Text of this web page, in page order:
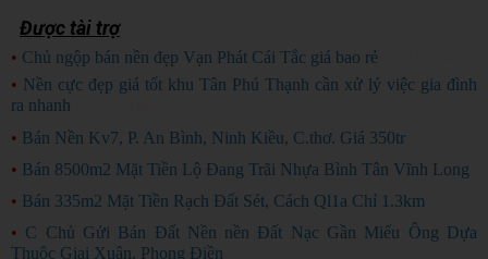
Được tài trợ
• Chủ ngộp bán nền đẹp Vạn Phát Cái Tắc giá bao rẻ
• Nền cực đẹp giá tốt khu Tân Phú Thạnh cần xử lý việc gia đình
ra nhanh
• Bán Nền Kv7, P. An Bình, Ninh Kiều, C.thơ. Giá 350tr
• Bán 8500m2 Mặt Tiền Lộ Đang Trãi Nhựa Bình Tân Vĩnh Long
• Bán 335m2 Mặt Tiền Rạch Đất Sét, Cách Ql1a Chỉ 1.3km
• C Chủ Gửi Bán Đất Nền nền Đất Nạc Gần Miếu Ông Dựa
Thuộc Giai Xuân, Phong Điền